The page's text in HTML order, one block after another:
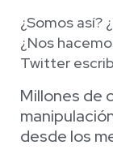
¿Somos así?
¿Nos
Twitter
Millones de
desde los